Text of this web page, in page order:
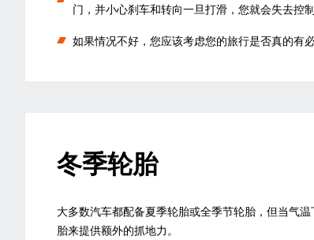
门，并小心刹车和转向一旦打滑，您就会失去控制
如果情况不好，您应该考虑您的旅行是否真的有
冬季轮胎
大多数汽车都配备夏季轮胎或全季节轮胎，但当气
胎来提供额外的抓地力。